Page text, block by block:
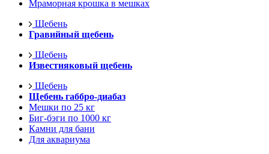
Мраморная крошка в мешках
Щебень
Гравийный щебень
Щебень
Известняковый щебень
Щебень
Щебень габбро-диабаз
Мешки по 25 кг
Биг-бэги по 1000 кг
Камни для бани
Для аквариума